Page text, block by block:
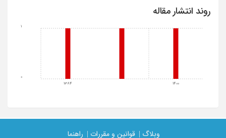
روند انتشار مقاله
1384 1400
0
1
وبلاگ | قوانین و مقررات | راهنما